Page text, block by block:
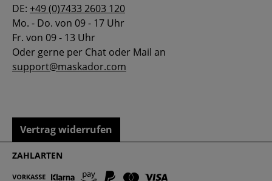
DE: +49 (0)7433 2603 120
Mo. - Do. von 09 - 17 Uhr
Fr. von 09 - 13 Uhr
Oder gerne per Chat oder Mail an
support@maskador.com
Vertrag widerrufen
ZAHLARTEN